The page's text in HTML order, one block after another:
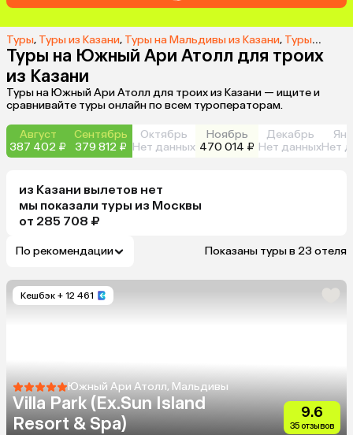
Туры, Туры из Казани, Туры на Мальдивы из Казани, Туры в Южный Ари Атолл из Казани
Туры на Южный Ари Атолл для троих
из Казани
Туры на Южный Ари Атолл для троих из Казани — ищите и
сравнивайте туры онлайн по всем туроператорам.
Август
387 402 ₽
Сентябрь
379 812 ₽
Октябрь
Нет данных
Ноябрь
470 014 ₽
Декабрь
Нет данныхНет
из Казани вылетов нет
мы показали туры из Москвы
от 285 708 ₽
По рекомендации Показаны туры в 23 отеля
Кешбэк + 12 461
Южный Ари Атолл, Мальдивы
Villa Park (Ex.Sun Island
Resort & Spa)
9.6
35 отзывов